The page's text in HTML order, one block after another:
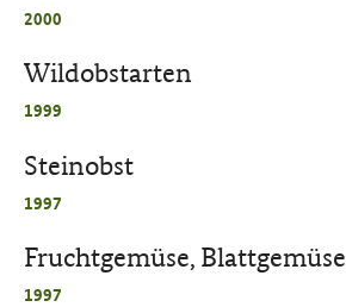
2000
Wildobstarten
1999
Steinobst
1997
Fruchtgemüse, Blattgemüse
1997